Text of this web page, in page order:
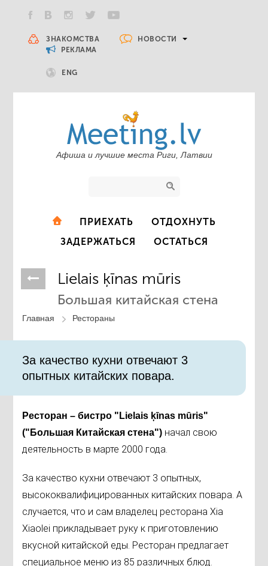
ЗНАКОМСТВА
НОВОСТИ
РЕКЛАМА
ENG
Афиша и лучшие места Риги, Латвии
ПРИЕХАТЬ
ОТДОХНУТЬ
ЗАДЕРЖАТЬСЯ
ОСТАТЬСЯ
Lielais ķīnas mūris
Большая китайская стена
Главная Рестораны
За качество кухни отвечают 3
опытных китайских повара.
Ресторан – бистро "Lielais ķīnas mūris"
("Большая Китайская стена") начал свою
деятельность в марте 2000 года.
За качество кухни отвечают 3 опытных,
высококвалифицированных китайских повара. А
случается, что и сам владелец ресторана Xia
Xiaolei прикладывает руку к приготовлению
вкусной китайской еды. Ресторан предлагает
специальное меню из 85 различных блюд.